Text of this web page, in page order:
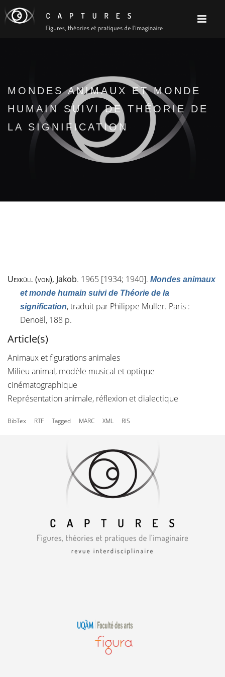
MONDES ANIMAUX ET MONDE
HUMAIN SUIVI DE THÉORIE DE
LA SIGNIFICATION
Uexküll (von), Jakob. 1965 [1934; 1940]. Mondes animaux
et monde humain suivi de Théorie de la
signification, traduit par Philippe Muller. Paris :
Denoël, 188 p.
Article(s)
Animaux et figurations animales
Milieu animal, modèle musical et optique
cinématographique
Représentation animale, réflexion et dialectique
BibTex RTF Tagged MARC XML RIS